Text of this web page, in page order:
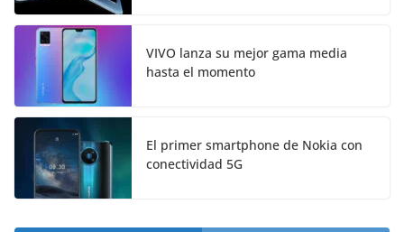
VIVO lanza su mejor gama media
hasta el momento
El primer smartphone de Nokia con
conectividad 5G